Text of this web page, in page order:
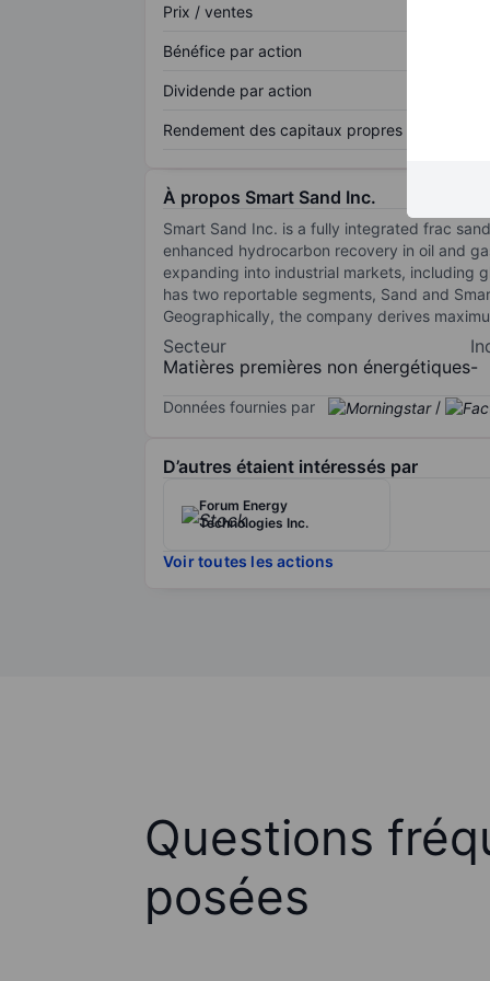
Prix / ventes
Bénéfice par action
Dividende par action
Rendement des capitaux propres
À propos Smart Sand Inc.
Smart Sand Inc. is a fully integrated frac
enhanced hydrocarbon recovery in oil and
expanding into industrial markets, including
has two reportable segments, Sand and
Geographically, the company derives
Secteur
Matières premières non énergétiques-
Données fournies par /
D’autres étaient intéressés par
Forum Energy
Technologies Inc.
Voir toutes les actions
Questions
posées